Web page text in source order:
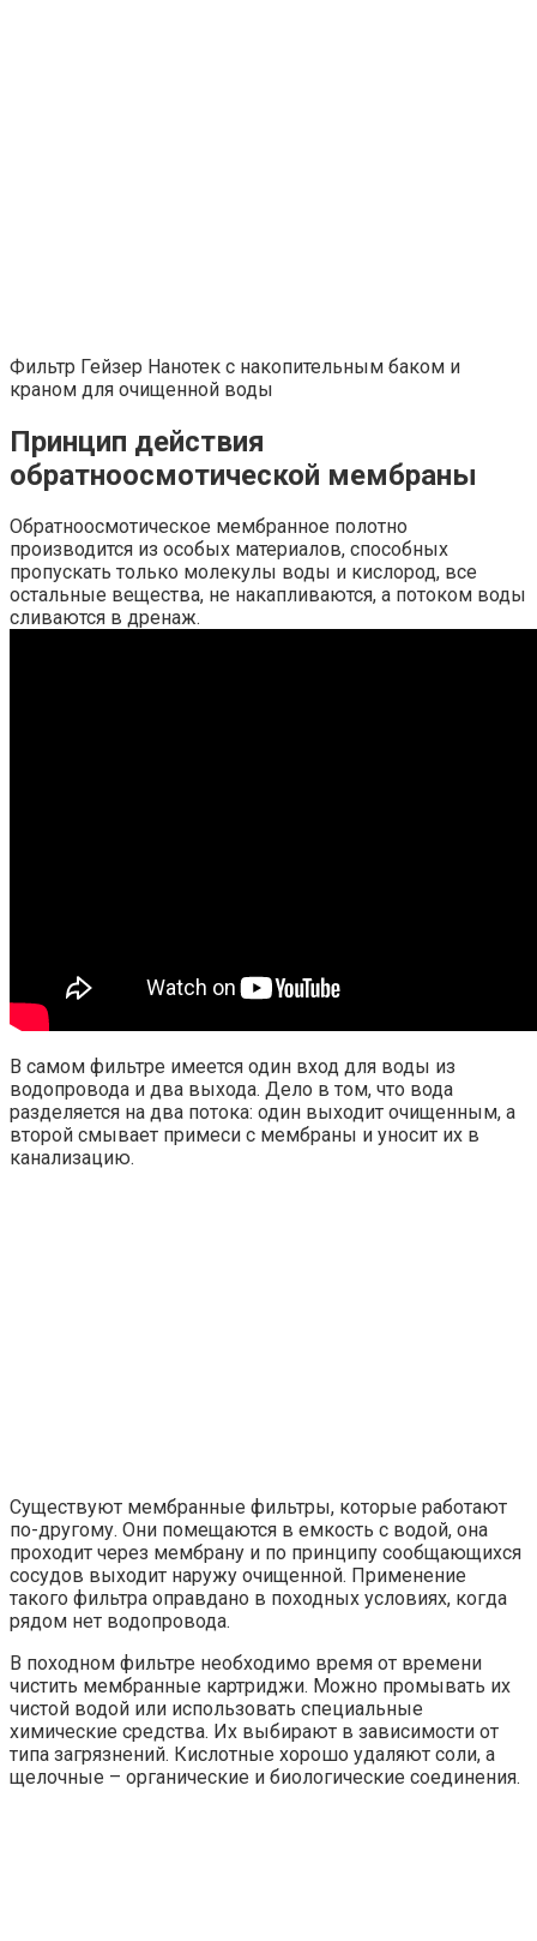
Фильтр Гейзер Нанотек с накопительным баком и
краном для очищенной воды
Принцип действия
обратноосмотической мембраны
Обратноосмотическое мембранное полотно
производится из особых материалов, способных
пропускать только молекулы воды и кислород, все
остальные вещества, не накапливаются, а потоком воды
сливаются в дренаж.
В самом фильтре имеется один вход для воды из
водопровода и два выхода. Дело в том, что вода
разделяется на два потока: один выходит очищенным, а
второй смывает примеси с мембраны и уносит их в
канализацию.
Существуют мембранные фильтры, которые работают
по-другому. Они помещаются в емкость с водой, она
проходит через мембрану и по принципу сообщающихся
сосудов выходит наружу очищенной. Применение
такого фильтра оправдано в походных условиях, когда
рядом нет водопровода.
В походном фильтре необходимо время от времени
чистить мембранные картриджи. Можно промывать их
чистой водой или использовать специальные
химические средства. Их выбирают в зависимости от
типа загрязнений. Кислотные хорошо удаляют соли, а
щелочные – органические и биологические соединения.